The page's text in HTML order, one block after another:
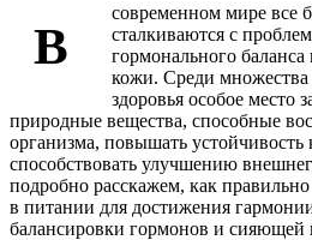
В
современном мире все
сталкиваются с
гормонального
кожи. Среди
здоровья особое
природные вещества, способные
организма, повышать устойчивость
способствовать улучшению
подробно расскажем, как
в питании для достижения
балансировки гормонов и сияющей